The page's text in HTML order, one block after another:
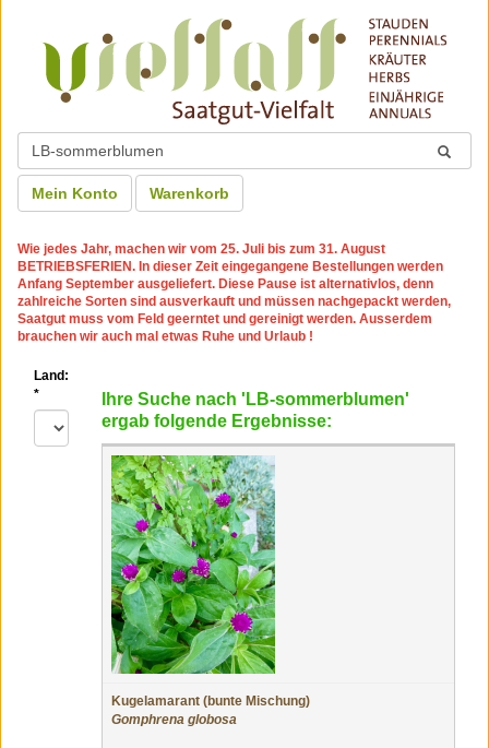
Mein Konto Warenkorb
Wie jedes Jahr, machen wir vom 25. Juli bis zum 31. August
BETRIEBSFERIEN. In dieser Zeit eingegangene Bestellungen werden
Anfang September ausgeliefert. Diese Pause ist alternativlos, denn
zahlreiche Sorten sind ausverkauft und müssen nachgepackt werden,
Saatgut muss vom Feld geerntet und gereinigt werden. Ausserdem
brauchen wir auch mal etwas Ruhe und Urlaub !
Land:
*
Ihre Suche nach 'LB-sommerblumen'
ergab folgende Ergebnisse:
Kugelamarant (bunte Mischung)
Gomphrena globosa